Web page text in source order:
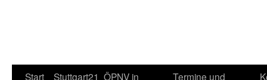
Start Stuttgart21 ÖPNV in
Termine und